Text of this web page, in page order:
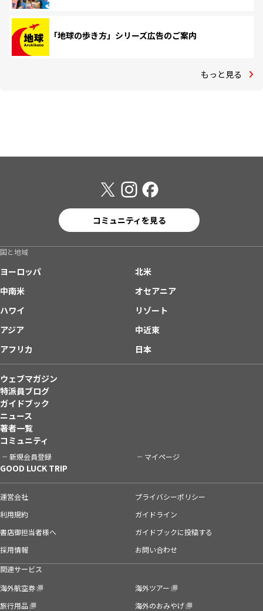
「地球の歩き方」シリーズ広告のご案内
もっと見る
コミュニティを見る
国と地域
ヨーロッパ
北米
中南米
オセアニア
ハワイ
リゾート
アジア
中近東
アフリカ
日本
ウェブマガジン
特派員ブログ
ガイドブック
ニュース
著者一覧
コミュニティ
新規会員登録 マイページ
GOOD LUCK TRIP
運営会社
プライバシーポリシー
利用規約
ガイドライン
書店御担当者様へ
ガイドブックに投稿する
採用情報
お問い合わせ
関連サービス
海外航空券
海外ツアー
旅行用品
海外のおみやげ